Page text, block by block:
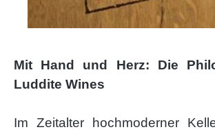
Mit Hand und Herz: Die
Luddite Wines
Im Zeitalter hochmoderner